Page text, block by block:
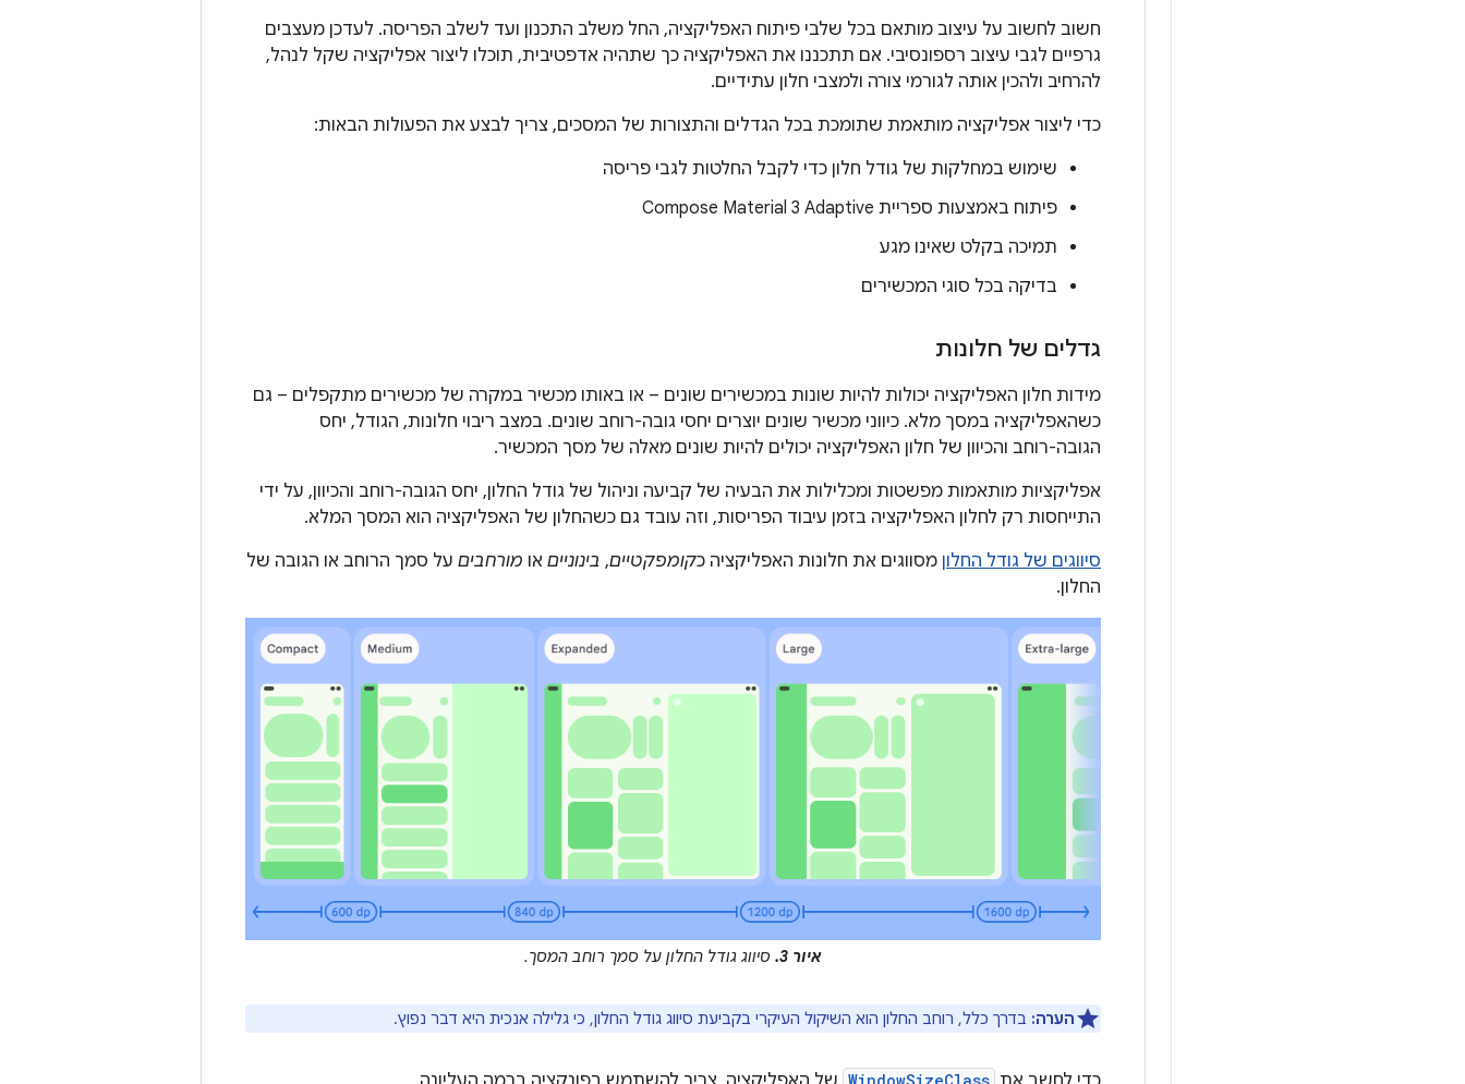
חשוב לחשוב על עיצוב מותאם בכל שלבי פיתוח האפליקציה, החל משלב התכנון ועד לשלב הפריסה. לעדכן מעצבים
גרפיים לגבי עיצוב רספונסיבי. אם תתכננו את האפליקציה כך שתהיה אדפטיבית, תוכלו ליצור אפליקציה שקל לנהל,
להרחיב ולהכין אותה לגורמי צורה ולמצבי חלון עתידיים.
כדי ליצור אפליקציה מותאמת שתומכת בכל הגדלים והתצורות של המסכים, צריך לבצע את הפעולות הבאות:
שימוש במחלקות של גודל חלון כדי לקבל החלטות לגבי פריסה
פיתוח באמצעות ספריית Compose Material 3 Adaptive
תמיכה בקלט שאינו מגע
בדיקה בכל סוגי המכשירים
גדלים של חלונות
מידות חלון האפליקציה יכולות להיות שונות במכשירים שונים – או באותו מכשיר במקרה של מכשירים מתקפלים – גם
כשהאפליקציה במסך מלא. כיווני מכשיר שונים יוצרים יחסי גובה-רוחב שונים. במצב ריבוי חלונות, הגודל, יחס
הגובה-רוחב והכיוון של חלון האפליקציה יכולים להיות שונים מאלה של מסך המכשיר.
אפליקציות מותאמות מפשטות ומכלילות את הבעיה של קביעה וניהול של גודל החלון, יחס הגובה-רוחב והכיוון, על ידי
התייחסות רק לחלון האפליקציה בזמן עיבוד הפריסות, וזה עובד גם כשהחלון של האפליקציה הוא המסך המלא.
סיווגים של גודל החלון מסווגים את חלונות האפליקציה כקומפקטיים, בינוניים או מורחבים על סמך הרוחב או הגובה של
החלון.
איור 3. סיווג גודל החלון על סמך רוחב המסך.
הערה: בדרך כלל, רוחב החלון הוא השיקול העיקרי בקביעת סיווג גודל החלון, כי גלילה אנכית היא דבר נפוץ.